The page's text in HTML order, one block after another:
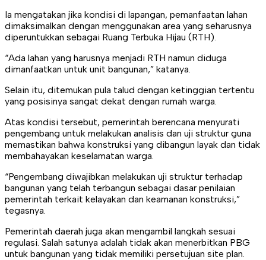
Ia mengatakan jika kondisi di lapangan, pemanfaatan lahan
dimaksimalkan dengan menggunakan area yang seharusnya
diperuntukkan sebagai Ruang Terbuka Hijau (RTH).
“Ada lahan yang harusnya menjadi RTH namun diduga
dimanfaatkan untuk unit bangunan,” katanya.
Selain itu, ditemukan pula talud dengan ketinggian tertentu
yang posisinya sangat dekat dengan rumah warga.
Atas kondisi tersebut, pemerintah berencana menyurati
pengembang untuk melakukan analisis dan uji struktur guna
memastikan bahwa konstruksi yang dibangun layak dan tidak
membahayakan keselamatan warga.
“Pengembang diwajibkan melakukan uji struktur terhadap
bangunan yang telah terbangun sebagai dasar penilaian
pemerintah terkait kelayakan dan keamanan konstruksi,”
tegasnya.
Pemerintah daerah juga akan mengambil langkah sesuai
regulasi. Salah satunya adalah tidak akan menerbitkan PBG
untuk bangunan yang tidak memiliki persetujuan site plan.